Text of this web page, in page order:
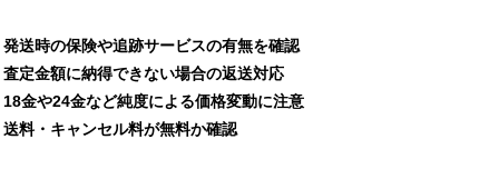
発送時の保険や追跡サービスの有無を確認
査定金額に納得できない場合の返送対応
18金や24金など純度による価格変動に注意
送料・キャンセル料が無料か確認